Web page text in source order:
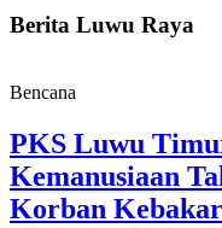
Berita Luwu Raya
Bencana
PKS Luwu
Kemanusiaan
Korban